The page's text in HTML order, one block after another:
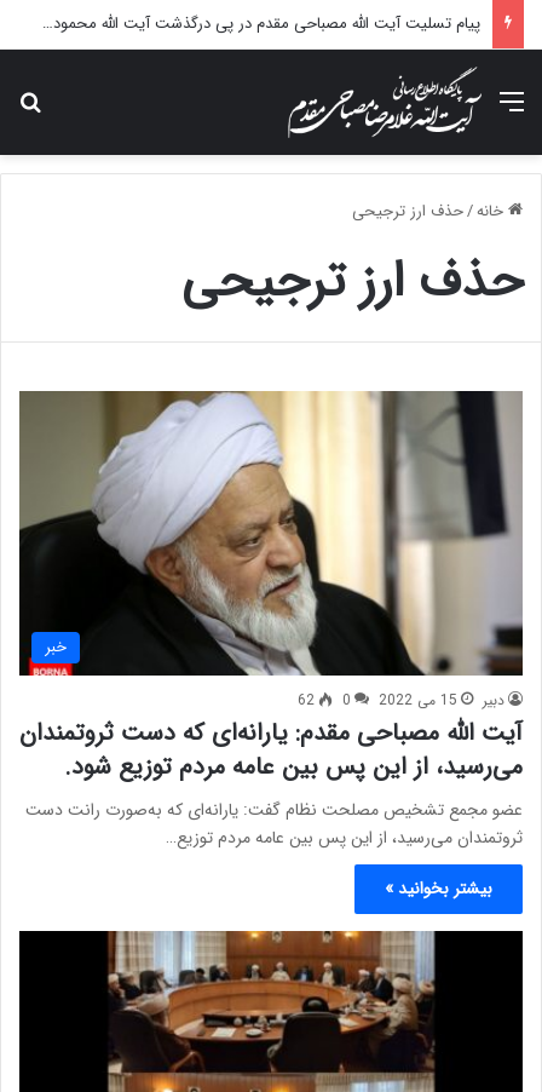
پیام تسلیت آیت الله مصباحی مقدم در پی درگذشت آیت الله محمودی گلپایگانی
منو
خانه/حذف ارز ترجیحی
حذف ارز ترجیحی
خبر
دبیر 15 می 2022 0
62
آیت الله مصباحی مقدم: یارانه‌ای که دست ثروتمندان
می‌رسید،‌ از این پس بین عامه مردم توزیع شود.
عضو مجمع تشخیص مصلحت نظام گفت: یارانه‌ای که به‌صورت رانت دست
ثروتمندان می‌رسید،‌ از این پس بین عامه مردم توزیع…
بیشتر بخوانید »